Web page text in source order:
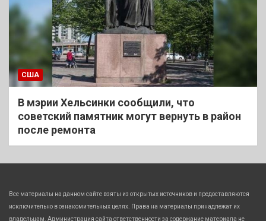
США
В мэрии Хельсинки сообщили, что
советский памятник могут вернуть в район
после ремонта
Все материалы на данном сайте взяты из открытых источников и предоставляются
исключительно в ознакомительных целях. Права на материалы принадлежат их
владельцам. Администрация сайта ответственности за содержание материала не